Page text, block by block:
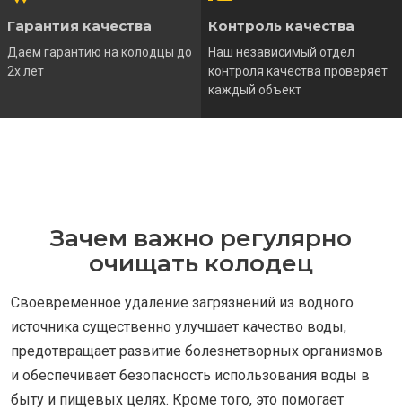
Гарантия качества
Даем гарантию на колодцы до
2х лет
Контроль качества
Наш независимый отдел
контроля качества проверяет
каждый объект
Зачем важно регулярно
очищать колодец
Своевременное удаление загрязнений из водного
источника существенно улучшает качество воды,
предотвращает развитие болезнетворных организмов
и обеспечивает безопасность использования воды в
быту и пищевых целях. Кроме того, это помогает